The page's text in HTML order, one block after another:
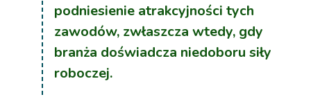
podniesienie atrakcyjności tych
zawodów, zwłaszcza wtedy, gdy
branża doświadcza niedoboru siły
roboczej.